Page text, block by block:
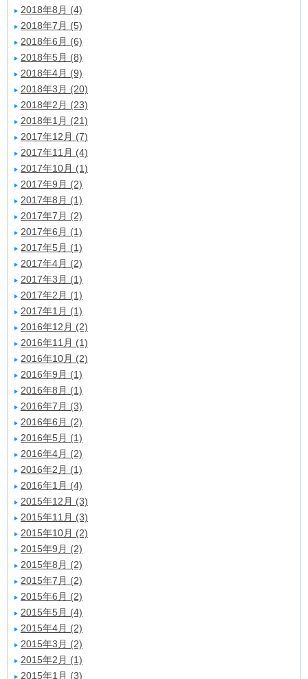
2018年8月 (4)
2018年7月 (5)
2018年6月 (6)
2018年5月 (8)
2018年4月 (9)
2018年3月 (20)
2018年2月 (23)
2018年1月 (21)
2017年12月 (7)
2017年11月 (4)
2017年10月 (1)
2017年9月 (2)
2017年8月 (1)
2017年7月 (2)
2017年6月 (1)
2017年5月 (1)
2017年4月 (2)
2017年3月 (1)
2017年2月 (1)
2017年1月 (1)
2016年12月 (2)
2016年11月 (1)
2016年10月 (2)
2016年9月 (1)
2016年8月 (1)
2016年7月 (3)
2016年6月 (2)
2016年5月 (1)
2016年4月 (2)
2016年2月 (1)
2016年1月 (4)
2015年12月 (3)
2015年11月 (3)
2015年10月 (2)
2015年9月 (2)
2015年8月 (2)
2015年7月 (2)
2015年6月 (2)
2015年5月 (4)
2015年4月 (2)
2015年3月 (2)
2015年2月 (1)
2015年1月 (3)